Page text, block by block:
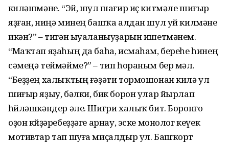
көнләшмәне. “Эй, шул шағир иҫ китмәле шиғыр
яҙған, ниңә минең башҡа алдан шул уй килмәне
икән?” – тигән ыуаланыуҙарын ишетмәнем.
“Маҡтап яҙаһың да баһа, исмаһам, береһе һинең
сәмеңә теймәйме?” – тип һораным бер мәл.
“Беҙҙең халыҡтың ғәҙәти тормошонан килә ул
шиғыр яҙыу, бәлки, бик борон улар йырлап
һөйләшкәндер әле. Шиғри халыҡ бит. Боронғо
оҙон көйҙәребеҙҙәге арнау, эске монолог кеүек
мотивтар тап шуға миҫалдыр ул. Башҡорт